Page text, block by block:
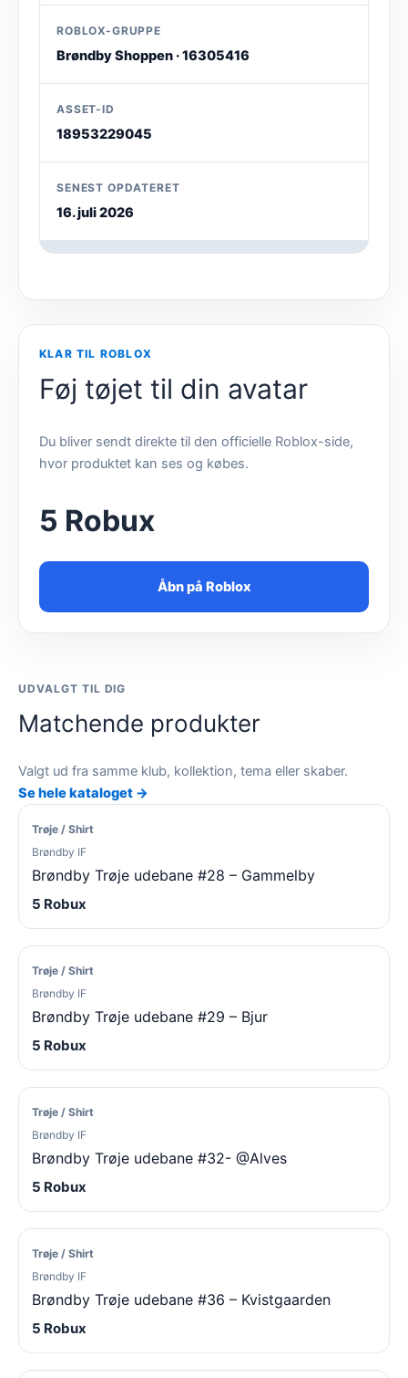
ROBLOX-GRUPPE
Brøndby Shoppen · 16305416
ASSET-ID
18953229045
SENEST OPDATERET
16. juli 2026
KLAR TIL ROBLOX
Føj tøjet til din avatar
Du bliver sendt direkte til den officielle Roblox-side,
hvor produktet kan ses og købes.
5 Robux
Åbn på Roblox
UDVALGT TIL DIG
Matchende produkter
Valgt ud fra samme klub, kollektion, tema eller skaber.
Se hele kataloget →
Trøje / Shirt
Brøndby IF
Brøndby Trøje udebane #28 – Gammelby
5 Robux
Trøje / Shirt
Brøndby IF
Brøndby Trøje udebane #29 – Bjur
5 Robux
Trøje / Shirt
Brøndby IF
Brøndby Trøje udebane #32- @Alves
5 Robux
Trøje / Shirt
Brøndby IF
Brøndby Trøje udebane #36 – Kvistgaarden
5 Robux